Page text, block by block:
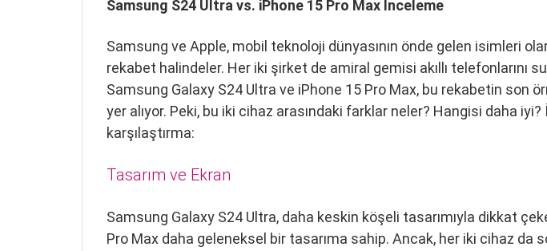
Samsung S24 Ultra vs. iPhone 15 Pro Max İnceleme
Samsung ve Apple, mobil teknoloji dünyasının önde gelen isimleri
rekabet halindeler. Her iki şirket de amiral gemisi akıllı telefonlarını
Samsung Galaxy S24 Ultra ve iPhone 15 Pro Max, bu rekabetin son
yer alıyor. Peki, bu iki cihaz arasındaki farklar neler? Hangisi daha
karşılaştırma:
Tasarım ve Ekran
Samsung Galaxy S24 Ultra, daha keskin köşeli tasarımıyla dikkat
Pro Max daha geleneksel bir tasarıma sahip. Ancak, her iki cihaz da